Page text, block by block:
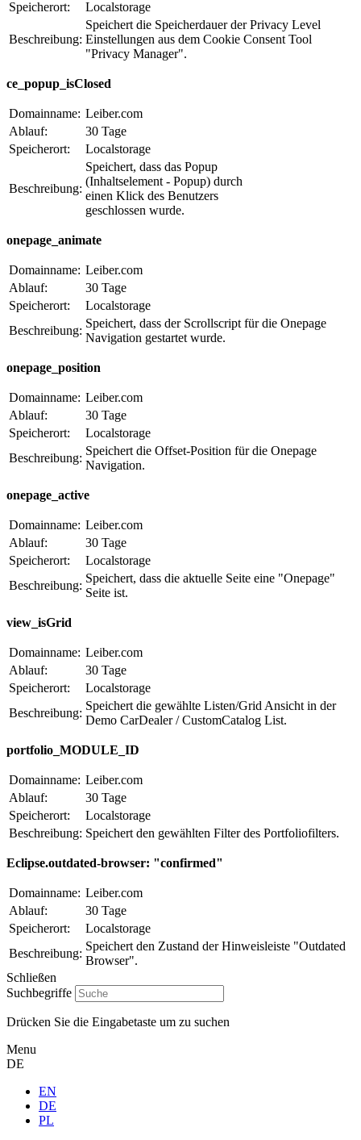
Speicherort: Localstorage
Beschreibung:
Speichert die Speicherdauer der Privacy Level
Einstellungen aus dem Cookie Consent Tool
"Privacy Manager".
ce_popup_isClosed
Domainname: Leiber.com
Ablauf:
30 Tage
Speicherort:
Localstorage
Beschreibung:
Speichert, dass das Popup
(Inhaltselement - Popup) durch
einen Klick des Benutzers
geschlossen wurde.
onepage_animate
Domainname: Leiber.com
Ablauf:
30 Tage
Speicherort:
Localstorage
Beschreibung:
Speichert, dass der Scrollscript für die Onepage
Navigation gestartet wurde.
onepage_position
Domainname: Leiber.com
Ablauf:
30 Tage
Speicherort:
Localstorage
Beschreibung:
Speichert die Offset-Position für die Onepage
Navigation.
onepage_active
Domainname: Leiber.com
Ablauf:
30 Tage
Speicherort:
Localstorage
Beschreibung:
Speichert, dass die aktuelle Seite eine "Onepage"
Seite ist.
view_isGrid
Domainname: Leiber.com
Ablauf:
30 Tage
Speicherort:
Localstorage
Beschreibung:
Speichert die gewählte Listen/Grid Ansicht in der
Demo CarDealer / CustomCatalog List.
portfolio_MODULE_ID
Domainname: Leiber.com
Ablauf:
30 Tage
Speicherort:
Localstorage
Beschreibung: Speichert den gewählten Filter des Portfoliofilters.
Eclipse.outdated-browser: "confirmed"
Domainname: Leiber.com
Ablauf:
30 Tage
Speicherort:
Localstorage
Beschreibung:
Speichert den Zustand der Hinweisleiste "Outdated
Browser".
Schließen
Suchbegriffe
Drücken Sie die Eingabetaste um zu suchen
Menu
DE
EN
DE
PL